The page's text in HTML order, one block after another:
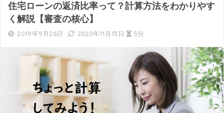
住宅ローンの返済比率って？計算方法をわかりやす
く解説【審査の核心】
2019年9月26日 2020年11月13日 5分